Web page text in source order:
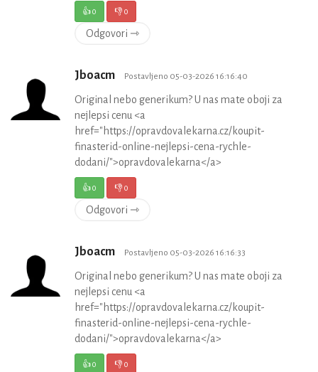
👍0 👎0
Odgovori ⇾
Jboacm Postavljeno 05-03-2026 16:16:40
Original nebo generikum? U nas mate oboji za
nejlepsi cenu <a
href="https://opravdovalekarna.cz/koupit-
finasterid-online-nejlepsi-cena-rychle-
dodani/">opravdovalekarna</a>
👍0 👎0
Odgovori ⇾
Jboacm Postavljeno 05-03-2026 16:16:33
Original nebo generikum? U nas mate oboji za
nejlepsi cenu <a
href="https://opravdovalekarna.cz/koupit-
finasterid-online-nejlepsi-cena-rychle-
dodani/">opravdovalekarna</a>
👍0 👎0